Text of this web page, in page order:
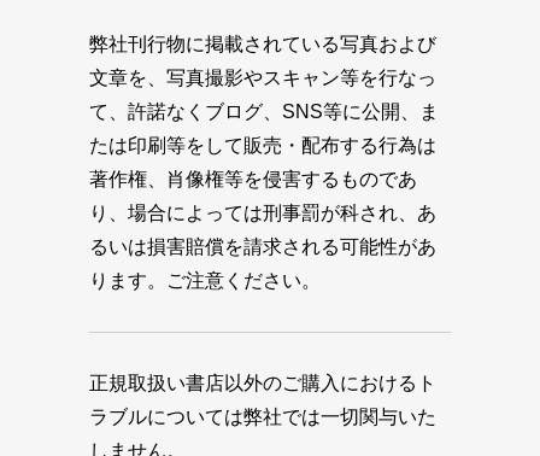
弊社刊行物に掲載されている写真および
文章を、写真撮影やスキャン等を行なっ
て、許諾なくブログ、SNS等に公開、ま
たは印刷等をして販売・配布する行為は
著作権、肖像権等を侵害するものであ
り、場合によっては刑事罰が科され、あ
るいは損害賠償を請求される可能性があ
ります。ご注意ください。
正規取扱い書店以外のご購入におけるト
ラブルについては弊社では一切関与いた
しません。